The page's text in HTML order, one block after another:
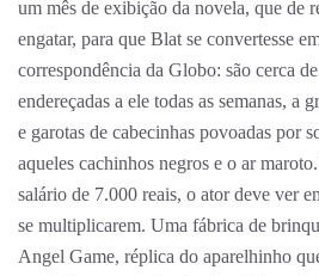
um mês de exibição da novela, que de
engatar, para que Blat se convertesse
correspondência da Globo: são cerca
endereçadas a ele todas as semanas, a
e garotas de cabecinhas povoadas por
aqueles cachinhos negros e o ar
salário de 7.000 reais, o ator deve ver
se multiplicarem. Uma fábrica de
Angel Game, réplica do aparelhinho